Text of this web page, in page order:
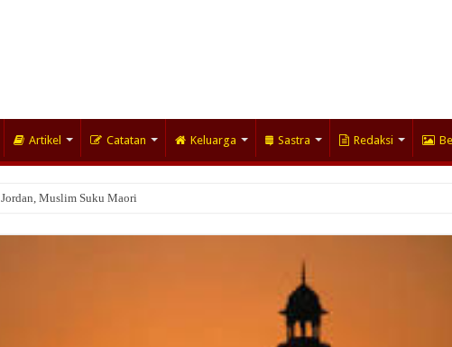
Artikel Catatan Keluarga Sastra Redaksi
Jordan, Muslim Suku Maori
Wakaf Emas Muktamar